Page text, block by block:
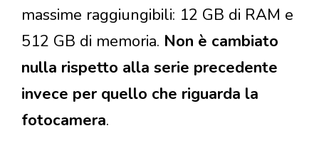
massime raggiungibili: 12 GB di RAM e
512 GB di memoria. Non è cambiato
nulla rispetto alla serie precedente
invece per quello che riguarda la
fotocamera.